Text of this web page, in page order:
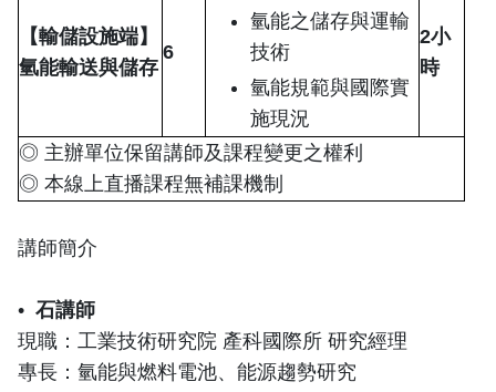
【輸儲設施端】
氫能輸送與儲存
6
氫能之儲存與運輸
技術
氫能規範與國際實
施現況
2小
時
◎ 主辦單位保留講師及課程變更之權利
◎ 本線上直播課程無補課機制
講師簡介
• 石講師
現職：工業技術研究院 產科國際所 研究經理
專長：氫能與燃料電池、能源趨勢研究